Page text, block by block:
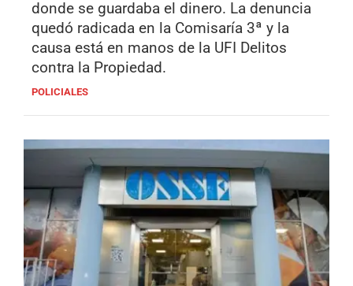
donde se guardaba el dinero. La denuncia
quedó radicada en la Comisaría 3ª y la
causa está en manos de la UFI Delitos
contra la Propiedad.
POLICIALES